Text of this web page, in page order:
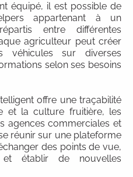
équipé, il est possible de
appartenant à un
entre différentes
agriculteur peut créer
véhicules sur diverses
selon ses besoins
offre une traçabilité
et la culture fruitière, les
agences commerciales et
réunir sur une plateforme
des points de vue,
établir de nouvelles